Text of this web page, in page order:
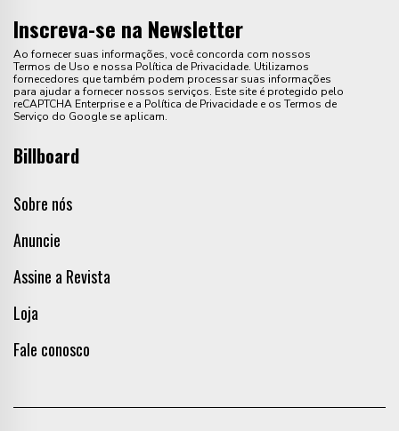
Inscreva-se na Newsletter
Ao fornecer suas informações, você concorda com nossos
Termos de Uso e nossa Política de Privacidade. Utilizamos
fornecedores que também podem processar suas informações
para ajudar a fornecer nossos serviços. Este site é protegido pelo
reCAPTCHA Enterprise e a Política de Privacidade e os Termos de
Serviço do Google se aplicam.
Billboard
Sobre nós
Anuncie
Assine a Revista
Loja
Fale conosco